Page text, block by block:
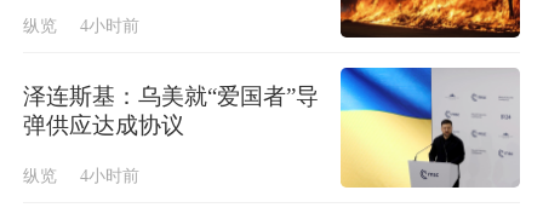
纵览 4小时前
泽连斯基：乌美就“爱国者”导
弹供应达成协议
纵览 4小时前